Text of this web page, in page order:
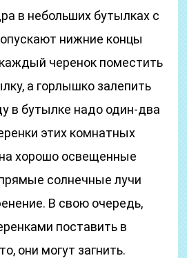
в небольших бутылках с
нижние концы
черенок поместить
а горлышко залепить
в бутылке надо один-два
этих комнатных
хорошо освещенные
солнечные лучи
В свою очередь,
поставить в
они могут загнить.